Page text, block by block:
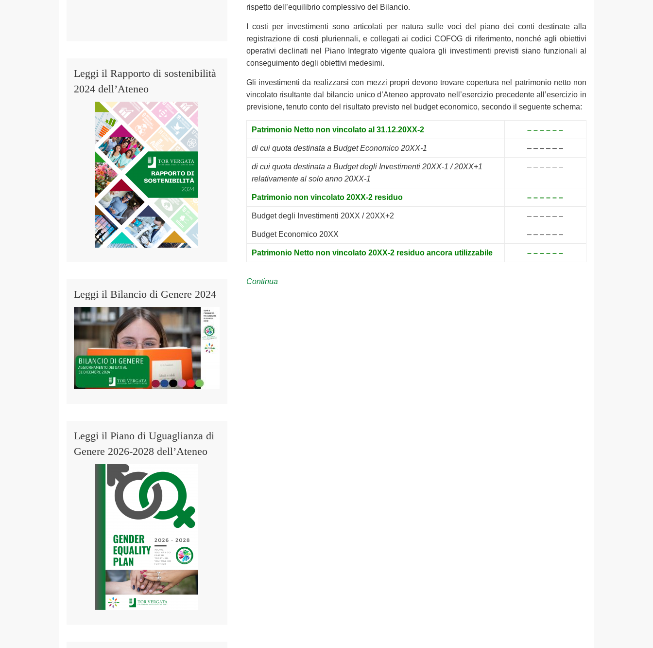
rispetto dell’equilibrio complessivo del Bilancio.
I costi per investimenti sono articolati per natura sulle voci del piano dei conti destinate alla
registrazione di costi pluriennali, e collegati ai codici COFOG di riferimento, nonché agli obiettivi
operativi declinati nel Piano Integrato vigente qualora gli investimenti previsti siano funzionali al
conseguimento degli obiettivi medesimi.
Gli investimenti da realizzarsi con mezzi propri devono trovare copertura nel patrimonio netto non
vincolato risultante dal bilancio unico d’Ateneo approvato nell’esercizio precedente all’esercizio in
previsione, tenuto conto del risultato previsto nel budget economico, secondo il seguente schema:
Patrimonio Netto non vincolato al 31.12.20XX-2 – – – – – –
di cui quota destinata a Budget Economico 20XX-1 – – – – – –
di cui quota destinata a Budget degli Investimenti 20XX-1 / 20XX+1
relativamente al solo anno 20XX-1
– – – – – –
Patrimonio non vincolato 20XX-2 residuo – – – – – –
Budget degli Investimenti 20XX / 20XX+2 – – – – – –
Budget Economico 20XX – – – – – –
Patrimonio Netto non vincolato 20XX-2 residuo ancora utilizzabile – – – – – –
Continua
Leggi il Rapporto di sostenibilità
2024 dell’Ateneo
Leggi il Bilancio di Genere 2024
Leggi il Piano di Uguaglianza di
Genere 2026-2028 dell’Ateneo